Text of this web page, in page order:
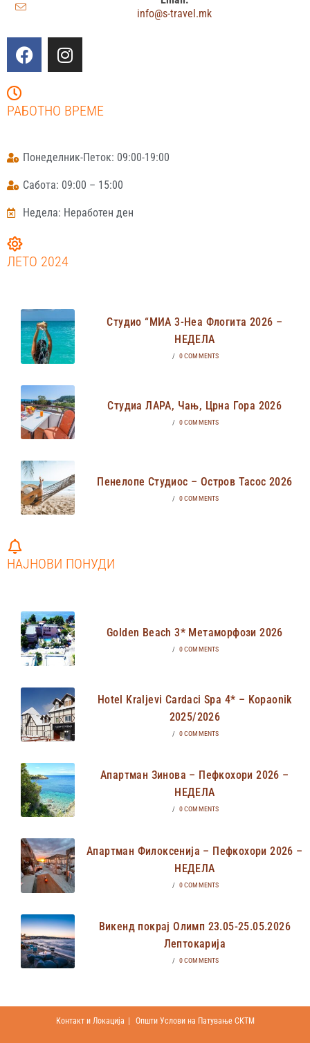
info@s-travel.mk
РАБОТНО ВРЕМЕ
Понеделник-Петок: 09:00-19:00
Сабота: 09:00 – 15:00
Недела: Неработен ден
ЛЕТО 2024
Студио “МИА 3-Неа Флогита 2026 –
НЕДЕЛА
/ 0 COMMENTS
Студиа ЛАРА, Чањ, Црна Гора 2026
/ 0 COMMENTS
Пенелопе Студиос – Остров Тасос 2026
/ 0 COMMENTS
НАЈНОВИ ПОНУДИ
Golden Beach 3* Метаморфози 2026
/ 0 COMMENTS
Hotel Kraljevi Cardaci Spa 4* – Kopaonik
2025/2026
/ 0 COMMENTS
Апартман Зинова – Пефкохори 2026 –
НЕДЕЛА
/ 0 COMMENTS
Апартман Филоксенија – Пефкохори 2026 –
НЕДЕЛА
/ 0 COMMENTS
Викенд покрај Олимп 23.05-25.05.2026
Лептокарија
/ 0 COMMENTS
Контакт и Локација Општи Услови на Патување СКТМ